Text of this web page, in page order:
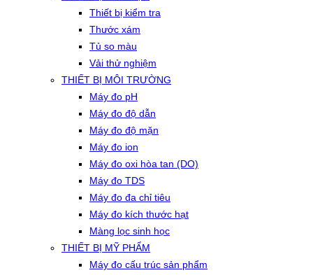
Thiết bị kiểm tra
Thước xám
Tủ so màu
Vải thử nghiệm
THIẾT BỊ MÔI TRƯỜNG
Máy đo pH
Máy đo độ dẫn
Máy đo độ mặn
Máy đo ion
Máy đo oxi hòa tan (DO)
Máy đo TDS
Máy đo đa chỉ tiêu
Máy đo kích thước hạt
Màng lọc sinh học
THIẾT BỊ MỸ PHẨM
Máy đo cấu trúc sản phẩm